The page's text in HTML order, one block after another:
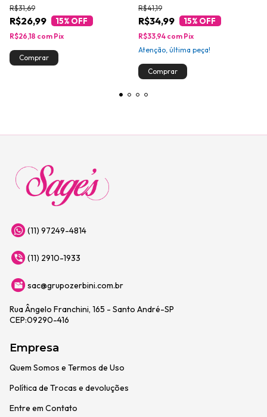
R$26,99
R$31,69
15% OFF
R$26,18 com Pix
R$34,99
R$41,19
15% OFF
R$33,94 com Pix
Atenção, última peça!
(11) 97249-4814
(11) 2910-1933
sac@grupozerbini.com.br
Rua Ângelo Franchini, 165 - Santo André-SP
CEP:09290-416
Empresa
Quem Somos e Termos de Uso
Política de Trocas e devoluções
Entre em Contato